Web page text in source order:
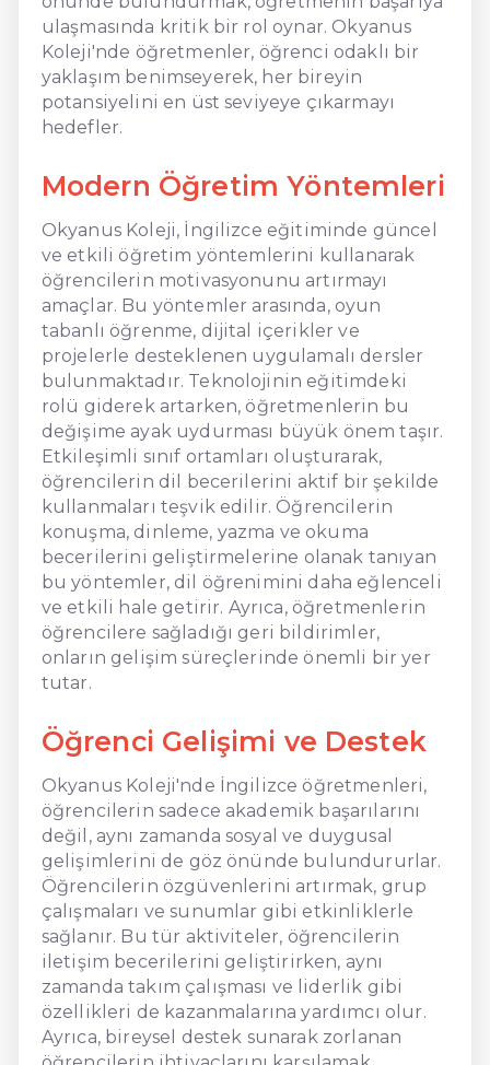
ulaşmasında kritik bir rol oynar. Okyanus
Koleji'nde öğretmenler, öğrenci odaklı bir
yaklaşım benimseyerek, her bireyin
potansiyelini en üst seviyeye çıkarmayı
hedefler.
Modern Öğretim Yöntemleri
Okyanus Koleji, İngilizce eğitiminde güncel
ve etkili öğretim yöntemlerini kullanarak
öğrencilerin motivasyonunu artırmayı
amaçlar. Bu yöntemler arasında, oyun
tabanlı öğrenme, dijital içerikler ve
projelerle desteklenen uygulamalı dersler
bulunmaktadır. Teknolojinin eğitimdeki
rolü giderek artarken, öğretmenlerin bu
değişime ayak uydurması büyük önem taşır.
Etkileşimli sınıf ortamları oluşturarak,
öğrencilerin dil becerilerini aktif bir şekilde
kullanmaları teşvik edilir. Öğrencilerin
konuşma, dinleme, yazma ve okuma
becerilerini geliştirmelerine olanak tanıyan
bu yöntemler, dil öğrenimini daha eğlenceli
ve etkili hale getirir. Ayrıca, öğretmenlerin
öğrencilere sağladığı geri bildirimler,
onların gelişim süreçlerinde önemli bir yer
tutar.
Öğrenci Gelişimi ve Destek
Okyanus Koleji'nde İngilizce öğretmenleri,
öğrencilerin sadece akademik başarılarını
değil, aynı zamanda sosyal ve duygusal
gelişimlerini de göz önünde bulundururlar.
Öğrencilerin özgüvenlerini artırmak, grup
çalışmaları ve sunumlar gibi etkinliklerle
sağlanır. Bu tür aktiviteler, öğrencilerin
iletişim becerilerini geliştirirken, aynı
zamanda takım çalışması ve liderlik gibi
özellikleri de kazanmalarına yardımcı olur.
Ayrıca, bireysel destek sunarak zorlanan